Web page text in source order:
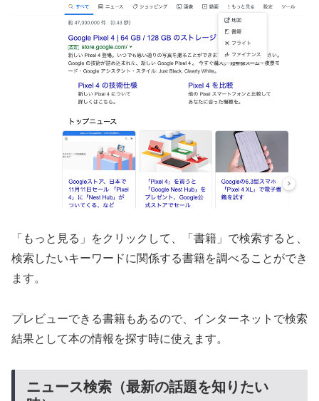
「もっと見る」をクリックして、「書籍」で検索すると、
検索したいキーワードに関係する書籍を調べることができ
ます。
プレビューできる書籍もあるので、インターネットで検索
結果として本の情報を探す時に使えます。
ニュース検索（最新の話題を知りたい